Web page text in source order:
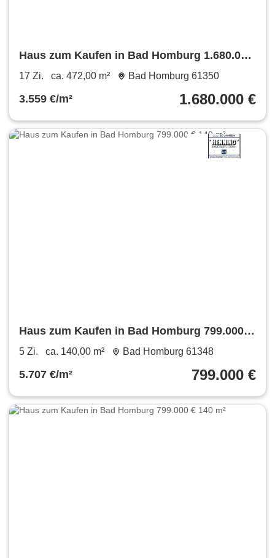
Haus zum Kaufen in Bad Homburg 1.680.000
€ 472 m²
17 Zi. ca. 472,00 m² Bad Homburg 61350
3.559 €/m² 1.680.000 €
Haus zum Kaufen in Bad Homburg 799.000 €
140 m²
5 Zi. ca. 140,00 m² Bad Homburg 61348
5.707 €/m² 799.000 €